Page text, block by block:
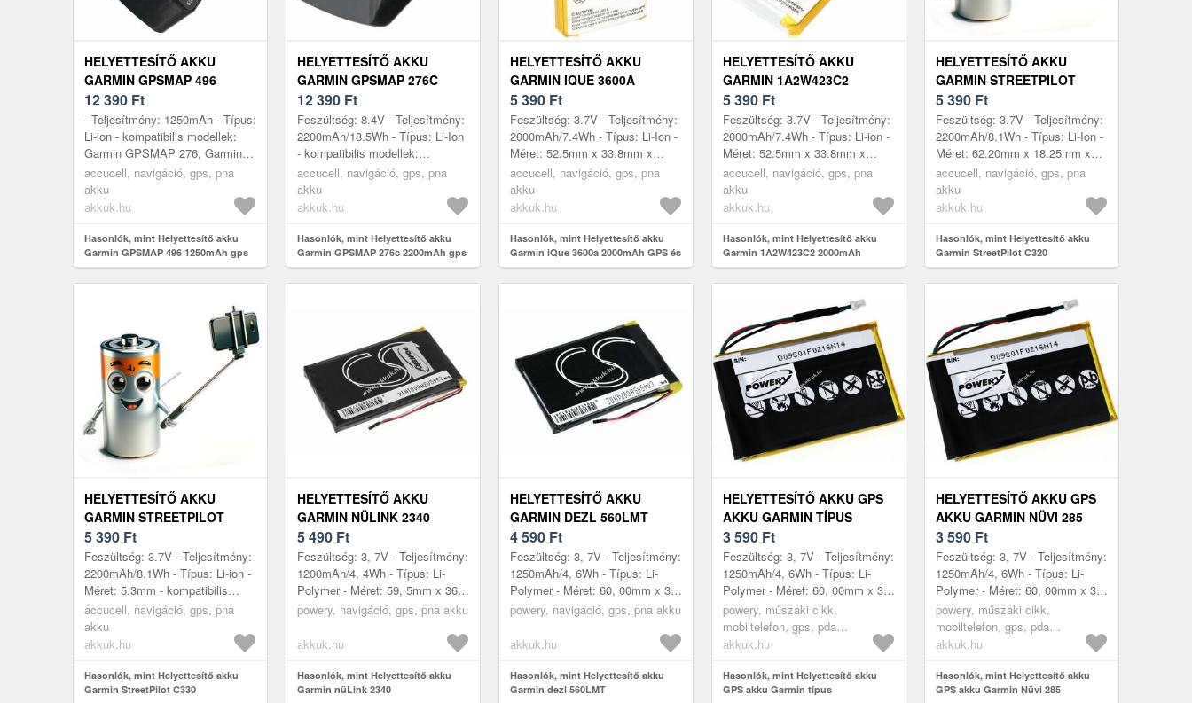
HELYETTESÍTŐ AKKU
GARMIN GPSMAP 496
1250MAH GPS ÉS
NAVIGÁCIÓ
12 390 Ft
- Teljesítmény: 1250mAh - Típus:
Li-ion - kompatibilis modellek:
Garmin GPSMAP 276, Garmin
GPSMAP 276c, Garmin
GPSMAP 296, Garmin GPSMAP
396, Garmi...
accucell, navigáció, gps, pna
akku
akkuk.hu
Hasonlók, mint Helyettesítő akku
Garmin GPSMAP 496 1250mAh gps
és navigáció
HELYETTESÍTŐ AKKU
GARMIN GPSMAP 276C
2200MAH GPS ÉS
NAVIGÁCIÓ
12 390 Ft
Feszültség: 8.4V - Teljesítmény:
2200mAh/18.5Wh - Típus: Li-Ion
- kompatibilis modellek:
GPSMAP 276 GPSMAP 296
GPSMAP 396 GPSMAP 496,
Garmin GPSMAP...
accucell, navigáció, gps, pna
akku
akkuk.hu
Hasonlók, mint Helyettesítő akku
Garmin GPSMAP 276c 2200mAh gps
és navigáció
HELYETTESÍTŐ AKKU
GARMIN IQUE 3600A
2000MAH GPS ÉS
NAVIGÁCIÓ
5 390 Ft
Feszültség: 3.7V - Teljesítmény:
2000mAh/7.4Wh - Típus: Li-Ion -
Méret: 52.5mm x 33.8mm x
8.5mm - kompatibilis modellek:
iQue 3600, Garmin iQue 3200
accucell, navigáció, gps, pna
akku
akkuk.hu
Hasonlók, mint Helyettesítő akku
Garmin iQue 3600a 2000mAh GPS és
navigáció
HELYETTESÍTŐ AKKU
GARMIN 1A2W423C2
2000MAH EXTENDED GPS
ÉS NAVIGÁCIÓ
5 390 Ft
Feszültség: 3.7V - Teljesítmény:
2000mAh/7.4Wh - Típus: Li-ion -
Méret: 52.5mm x 33.8mm x
8.5mm - kompatibilis modellek:
Garmin 1A2W423C2,
A2X128A2...
accucell, navigáció, gps, pna
akku
akkuk.hu
Hasonlók, mint Helyettesítő akku
Garmin 1A2W423C2 2000mAh
extended gps és navigáció
HELYETTESÍTŐ AKKU
GARMIN STREETPILOT
C320 IA3AB07B1A97 GPS
ÉS NAVIGÁCIÓ
5 390 Ft
Feszültség: 3.7V - Teljesítmény:
2200mAh/8.1Wh - Típus: Li-Ion -
Méret: 62.20mm x 18.25mm x
18.25mm - kompatibilis
modellek: StreetPilot C320,
Garm...
accucell, navigáció, gps, pna
akku
akkuk.hu
Hasonlók, mint Helyettesítő akku
Garmin StreetPilot C320
IA3AB07B1A97 GPS és navigáció
HELYETTESÍTŐ AKKU
GARMIN STREETPILOT
C330 IA3AB07B1A97 GPS
ÉS NAVIGÁCIÓ
5 390 Ft
Feszültség: 3.7V - Teljesítmény:
2200mAh/8.1Wh - Típus: Li-ion -
Méret: 5.3mm - kompatibilis
modellek: Garmin StreetPilot
C320, Garmin StreetPilot ...
accucell, navigáció, gps, pna
akku
akkuk.hu
Hasonlók, mint Helyettesítő akku
Garmin StreetPilot C330
HELYETTESÍTŐ AKKU
GARMIN NÜLINK 2340
5 490 Ft
Feszültség: 3, 7V - Teljesítmény:
1200mAh/4, 4Wh - Típus: Li-
Polymer - Méret: 59, 5mm x 36,
8mm x 5, 2mm
powery, navigáció, gps, pna akku
akkuk.hu
Hasonlók, mint Helyettesítő akku
Garmin nüLink 2340
HELYETTESÍTŐ AKKU
GARMIN DEZL 560LMT
4 590 Ft
Feszültség: 3, 7V - Teljesítmény:
1250mAh/4, 6Wh - Típus: Li-
Polymer - Méret: 60, 00mm x 36,
00mm x 5, 00mm
powery, navigáció, gps, pna akku
akkuk.hu
Hasonlók, mint Helyettesítő akku
Garmin dezl 560LMT
HELYETTESÍTŐ AKKU GPS
AKKU GARMIN TÍPUS
ED26ED2985878
3 590 Ft
Feszültség: 3, 7V - Teljesítmény:
1250mAh/4, 6Wh - Típus: Li-
Polymer - Méret: 60, 00mm x 36,
50mm x 5, 00mm
powery, műszaki cikk,
mobiltelefon, gps, pda
akkumulátor, töltő
akkuk.hu
Hasonlók, mint Helyettesítő akku
GPS akku Garmin típus
HELYETTESÍTŐ AKKU GPS
AKKU GARMIN NÜVI 285
3 590 Ft
Feszültség: 3, 7V - Teljesítmény:
1250mAh/4, 6Wh - Típus: Li-
Polymer - Méret: 60, 00mm x 36,
50mm x 5, 00mm
powery, műszaki cikk,
mobiltelefon, gps, pda
akkumulátor, töltő
akkuk.hu
Hasonlók, mint Helyettesítő akku
GPS akku Garmin Nüvi 285